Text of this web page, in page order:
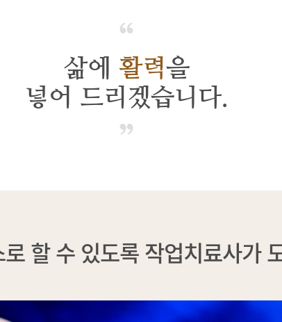
삶에 활력을
넣어 드리겠습니다.
할 수 있도록 작업치료사가